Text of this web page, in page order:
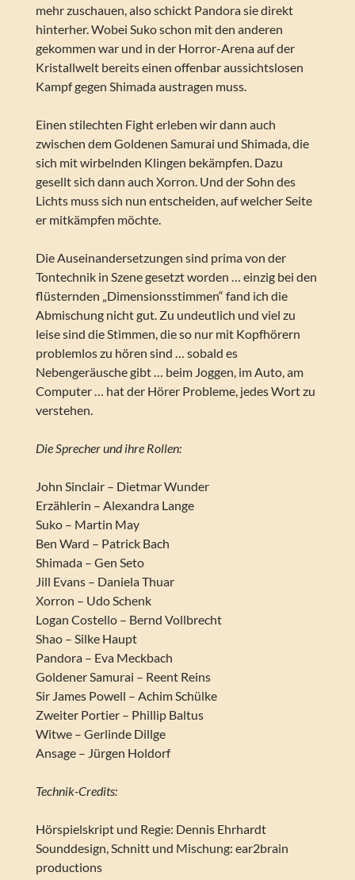
mehr zuschauen, also schickt Pandora sie direkt
hinterher. Wobei Suko schon mit den anderen
gekommen war und in der Horror-Arena auf der
Kristallwelt bereits einen offenbar aussichtslosen
Kampf gegen Shimada austragen muss.
Einen stilechten Fight erleben wir dann auch
zwischen dem Goldenen Samurai und Shimada, die
sich mit wirbelnden Klingen bekämpfen. Dazu
gesellt sich dann auch Xorron. Und der Sohn des
Lichts muss sich nun entscheiden, auf welcher Seite
er mitkämpfen möchte.
Die Auseinandersetzungen sind prima von der
Tontechnik in Szene gesetzt worden … einzig bei den
flüsternden „Dimensionsstimmen“ fand ich die
Abmischung nicht gut. Zu undeutlich und viel zu
leise sind die Stimmen, die so nur mit Kopfhörern
problemlos zu hören sind … sobald es
Nebengeräusche gibt … beim Joggen, im Auto, am
Computer … hat der Hörer Probleme, jedes Wort zu
verstehen.
Die Sprecher und ihre Rollen:
John Sinclair – Dietmar Wunder
Erzählerin – Alexandra Lange
Suko – Martin May
Ben Ward – Patrick Bach
Shimada – Gen Seto
Jill Evans – Daniela Thuar
Xorron – Udo Schenk
Logan Costello – Bernd Vollbrecht
Shao – Silke Haupt
Pandora – Eva Meckbach
Goldener Samurai – Reent Reins
Sir James Powell – Achim Schülke
Zweiter Portier – Phillip Baltus
Witwe – Gerlinde Dillge
Ansage – Jürgen Holdorf
Technik-Credits:
Hörspielskript und Regie: Dennis Ehrhardt
Sounddesign, Schnitt und Mischung: ear2brain
productions